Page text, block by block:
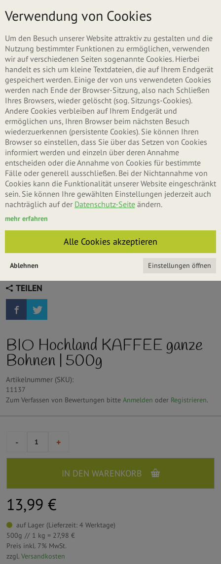
Menü
TEILEN
BIO Hochland KAFFEE ganze
Bohnen | 500g
Artikelnummer (SKU):
11137
Zum Verfassen von Bewertungen bitte Anmelden oder Registrieren.
- +
IN DEN WARENKORB
13,99 €
auf Lager (Lieferzeit: 4 Werktage)
500g
1 kg = 27,98 €
Preis inkl. 7% MwSt.
zzgl. Versandkosten
Verwendung von Cookies
Um den Besuch unserer Website attraktiv zu gestalten und die
Nutzung bestimmter Funktionen zu ermöglichen, verwenden
wir auf verschiedenen Seiten sogenannte Cookies. Hierbei
handelt es sich um kleine Textdateien, die auf Ihrem Endgerät
gespeichert werden. Einige der von uns verwendeten Cookies
werden nach Ende der Browser-Sitzung, also nach Schließen
Ihres Browsers, wieder gelöscht (sog. Sitzungs-Cookies).
Andere Cookies verbleiben auf Ihrem Endgerät und
ermöglichen uns, Ihren Browser beim nächsten Besuch
wiederzuerkennen (persistente Cookies). Sie können Ihren
Browser so einstellen, dass Sie über das Setzen von Cookies
informiert werden und einzeln über deren Annahme
entscheiden oder die Annahme von Cookies für bestimmte
Fälle oder generell ausschließen. Bei der Nichtannahme von
Cookies kann die Funktionalität unserer Website eingeschränkt
sein. Sie können Ihre gewählten Einstellungen jederzeit auch
nachträglich auf der Datenschutz-Seite ändern.
mehr erfahren
Alle Cookies akzeptieren
Einstellungen öffnen
Ablehnen